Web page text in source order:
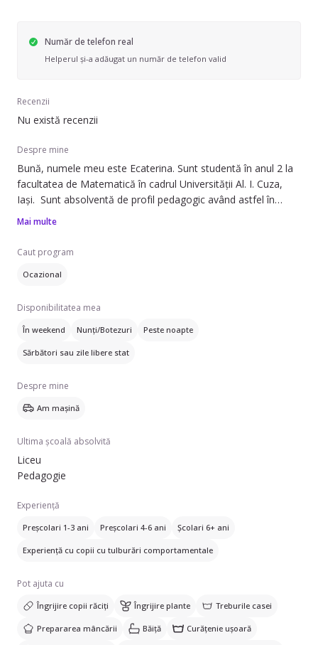
Număr de telefon real
Helperul și-a adăugat un număr de telefon valid
Recenzii
Nu există recenzii
Despre mine
Bună, numele meu este Ecaterina. Sunt studentă în anul 2 la
facultatea de Matematică în cadrul Universității Al. I. Cuza,
Iași. Sunt absolventă de profil pedagogic având astfel în
spate 4 Ano pe practică pedagogică. Doresc să devin Helper
cu aceștia activități distractiv-educative potrivite pentru vârsta
și capacitatea lor de receptare. Dispun de foarte multă
răbdare și de și mai multă voie bună și energie. Pe lângă a
de unele cumpărături dacă este necesar. Dețin permis, cat. B
și mașină.
Mai multe
Caut program
Ocazional
Disponibilitatea mea
În weekend Nunți/Botezuri Peste noapte
Sărbători sau zile libere stat
Despre mine
Am mașină
Ultima școală absolvită
Liceu
Pedagogie
Experiență
Preșcolari 1-3 ani Preșcolari 4-6 ani Școlari 6+ ani
Experiență cu copii cu tulburări comportamentale
Pot ajuta cu
Îngrijire copii răciți Îngrijire plante Treburile casei
Prepararea mâncării Băiță Curățenie ușoară